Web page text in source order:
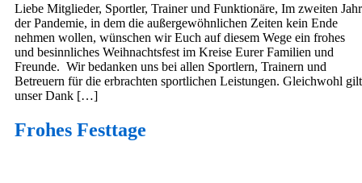
Liebe Mitglieder, Sportler, Trainer und Funktionäre, Im zweiten Jahr
der Pandemie, in dem die außergewöhnlichen Zeiten kein Ende
nehmen wollen, wünschen wir Euch auf diesem Wege ein frohes
und besinnliches Weihnachtsfest im Kreise Eurer Familien und
Freunde. Wir bedanken uns bei allen Sportlern, Trainern und
Betreuern für die erbrachten sportlichen Leistungen. Gleichwohl gilt
unser Dank […]
Frohes Festtage